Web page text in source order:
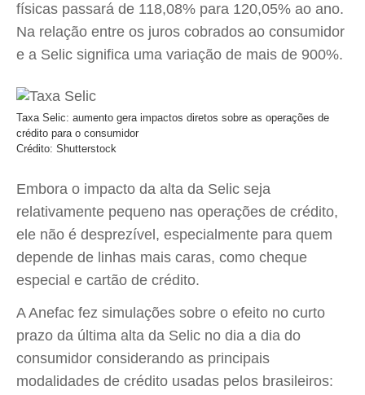
físicas passará de 118,08% para 120,05% ao ano.
Na relação entre os juros cobrados ao consumidor
e a Selic significa uma variação de mais de 900%.
Taxa Selic: aumento gera impactos diretos sobre as operações de
crédito para o consumidor
Crédito: Shutterstock
Embora o impacto da alta da Selic seja
relativamente pequeno nas operações de crédito,
ele não é desprezível, especialmente para quem
depende de linhas mais caras, como cheque
especial e cartão de crédito.
A Anefac fez simulações sobre o efeito no curto
prazo da última alta da Selic no dia a dia do
consumidor considerando as principais
modalidades de crédito usadas pelos brasileiros: